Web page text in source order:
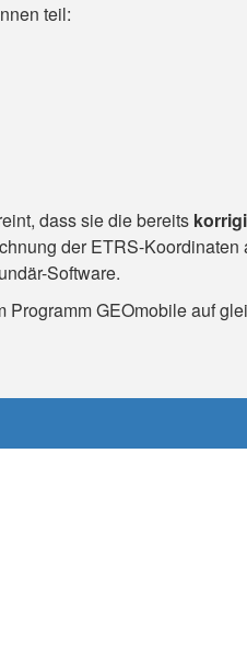
teil:
dass sie die bereits
der ETRS-
Software.
Programm GEOmobile auf